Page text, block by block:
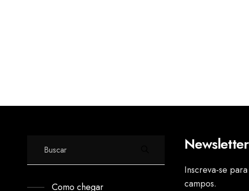
Como chegar
Newsletter
Inscreva-se
campos.